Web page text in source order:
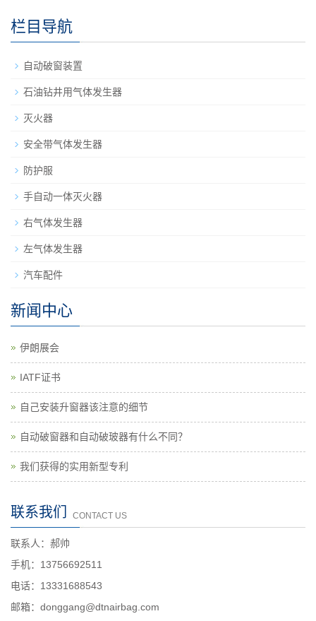
栏目导航
自动破窗装置
石油钻井用气体发生器
灭火器
安全带气体发生器
防护服
手自动一体灭火器
右气体发生器
左气体发生器
汽车配件
新闻中心
伊朗展会
IATF证书
自己安装升窗器该注意的细节
自动破窗器和自动破玻器有什么不同？
我们获得的实用新型专利
联系我们 CONTACT US
联系人：郝帅
手机：13756692511
电话：13331688543
邮箱：donggang@dtnairbag.com